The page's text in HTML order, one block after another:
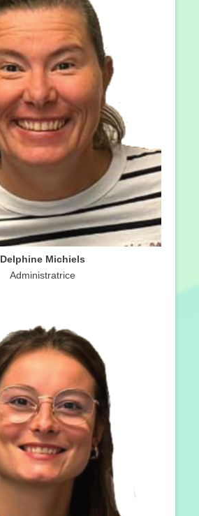
Delphine Michiels
Administratrice